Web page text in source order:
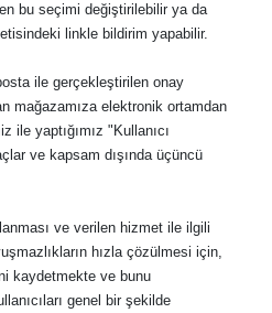
bu seçimi değiştirilebilir ya da
linkle bildirim yapabilir.
ile gerçekleştirilen onay
mağazamıza elektronik ortamdan
ile yaptığımız "Kullanıcı
ve kapsam dışında üçüncü
ve verilen hizmet ile ilgili
hızla çözülmesi için,
kaydetmekte ve bunu
genel bir şekilde